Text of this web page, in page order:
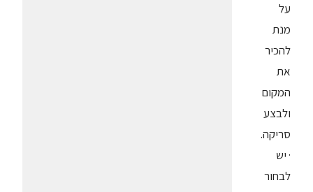
על
מנת
להכיר
את
המקום
ולבצע
סריקה.
· יש
לבחור